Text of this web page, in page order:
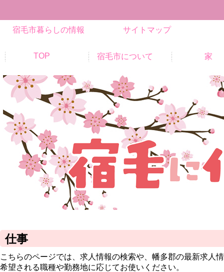
宿毛市暮らしの情報 サイトマップ
TOP 宿毛市について 家
仕事
こちらのページでは、求人情報の検索や、幡多郡の最新求人
希望される職種や勤務地に応じてお使いください。